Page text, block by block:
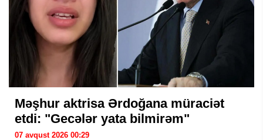
Məşhur aktrisa Ərdoğana müraciət
etdi: "Gecələr yata bilmirəm"
07 avqust 2026 00:29